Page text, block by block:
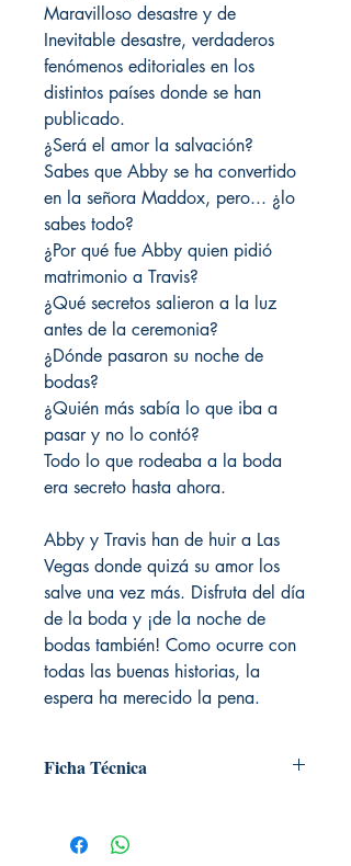
Maravilloso desastre y de
Inevitable desastre, verdaderos
fenómenos editoriales en los
distintos países donde se han
publicado.
¿Será el amor la salvación?
Sabes que Abby se ha convertido
en la señora Maddox, pero... ¿lo
sabes todo?
¿Por qué fue Abby quien pidió
matrimonio a Travis?
¿Qué secretos salieron a la luz
antes de la ceremonia?
¿Dónde pasaron su noche de
bodas?
¿Quién más sabía lo que iba a
pasar y no lo contó?
Todo lo que rodeaba a la boda
era secreto hasta ahora.
Abby y Travis han de huir a Las
Vegas donde quizá su amor los
salve una vez más. Disfruta del día
de la boda y ¡de la noche de
bodas también! Como ocurre con
todas las buenas historias, la
espera ha merecido la pena.
Ficha Técnica
Editorial: Suma
Idioma: Castellano